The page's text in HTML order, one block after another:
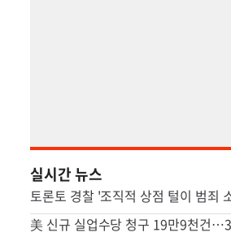
실시간 뉴스
토론토 경찰 '조직적 상점 털이 범죄